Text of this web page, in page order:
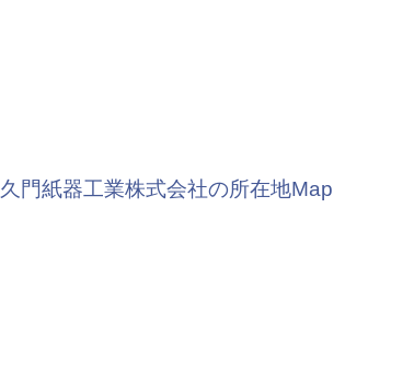
久門紙器工業株式会社の所在地Map